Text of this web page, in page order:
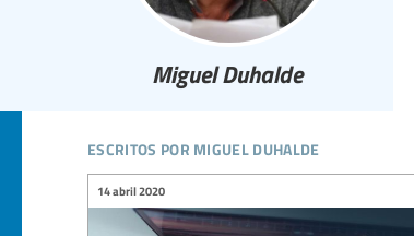
Miguel Duhalde
escritos por miguel duhalde
14 abril 2020